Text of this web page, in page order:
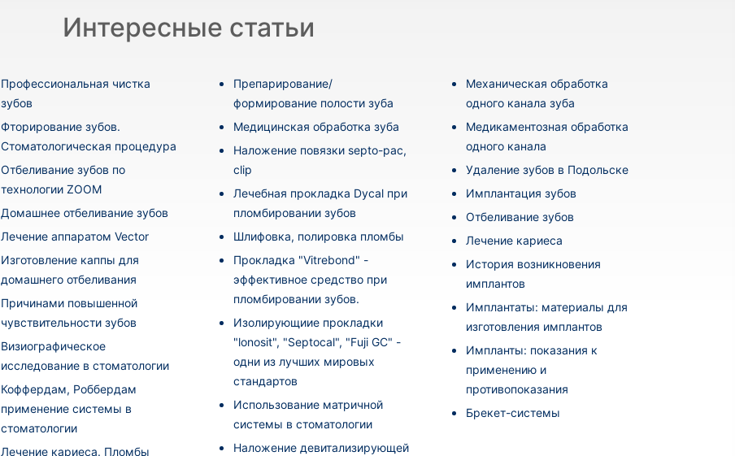
Интересные статьи
Профессиональная чистка
зубов
Фторирование зубов.
Стоматологическая процедура
Отбеливание зубов по
технологии ZOOM
Домашнее отбеливание зубов
Лечение аппаратом Vector
Изготовление каппы для
домашнего отбеливания
Причинами повышенной
чувствительности зубов
Визиографическое
исследование в стоматологии
Коффердам, Роббердам
применение системы в
стоматологии
Лечение кариеса. Пломбы
Препарирование/
формирование полости зуба
Медицинская обработка зуба
Наложение повязки septo-pac,
clip
Лечебная прокладка Dycal при
пломбировании зубов
Шлифовка, полировка пломбы
Прокладка "Vitrebond" -
эффективное средство при
пломбировании зубов.
Изолирующиие прокладки
"lonosit", "Septocal", "Fuji GC" -
одни из лучших мировых
стандартов
Использование матричной
системы в стоматологии
Наложение девитализирующей
Механическая обработка
одного канала зуба
Медикаментозная обработка
одного канала
Удаление зубов в Подольске
Имплантация зубов
Отбеливание зубов
Лечение кариеса
История возникновения
имплантов
Имплантаты: материалы для
изготовления имплантов
Импланты: показания к
применению и
противопоказания
Брекет-системы